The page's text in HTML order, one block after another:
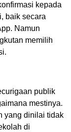
kepada
baik secara
Namun
memilih
publik
mestinya.
yang dinilai tidak
di